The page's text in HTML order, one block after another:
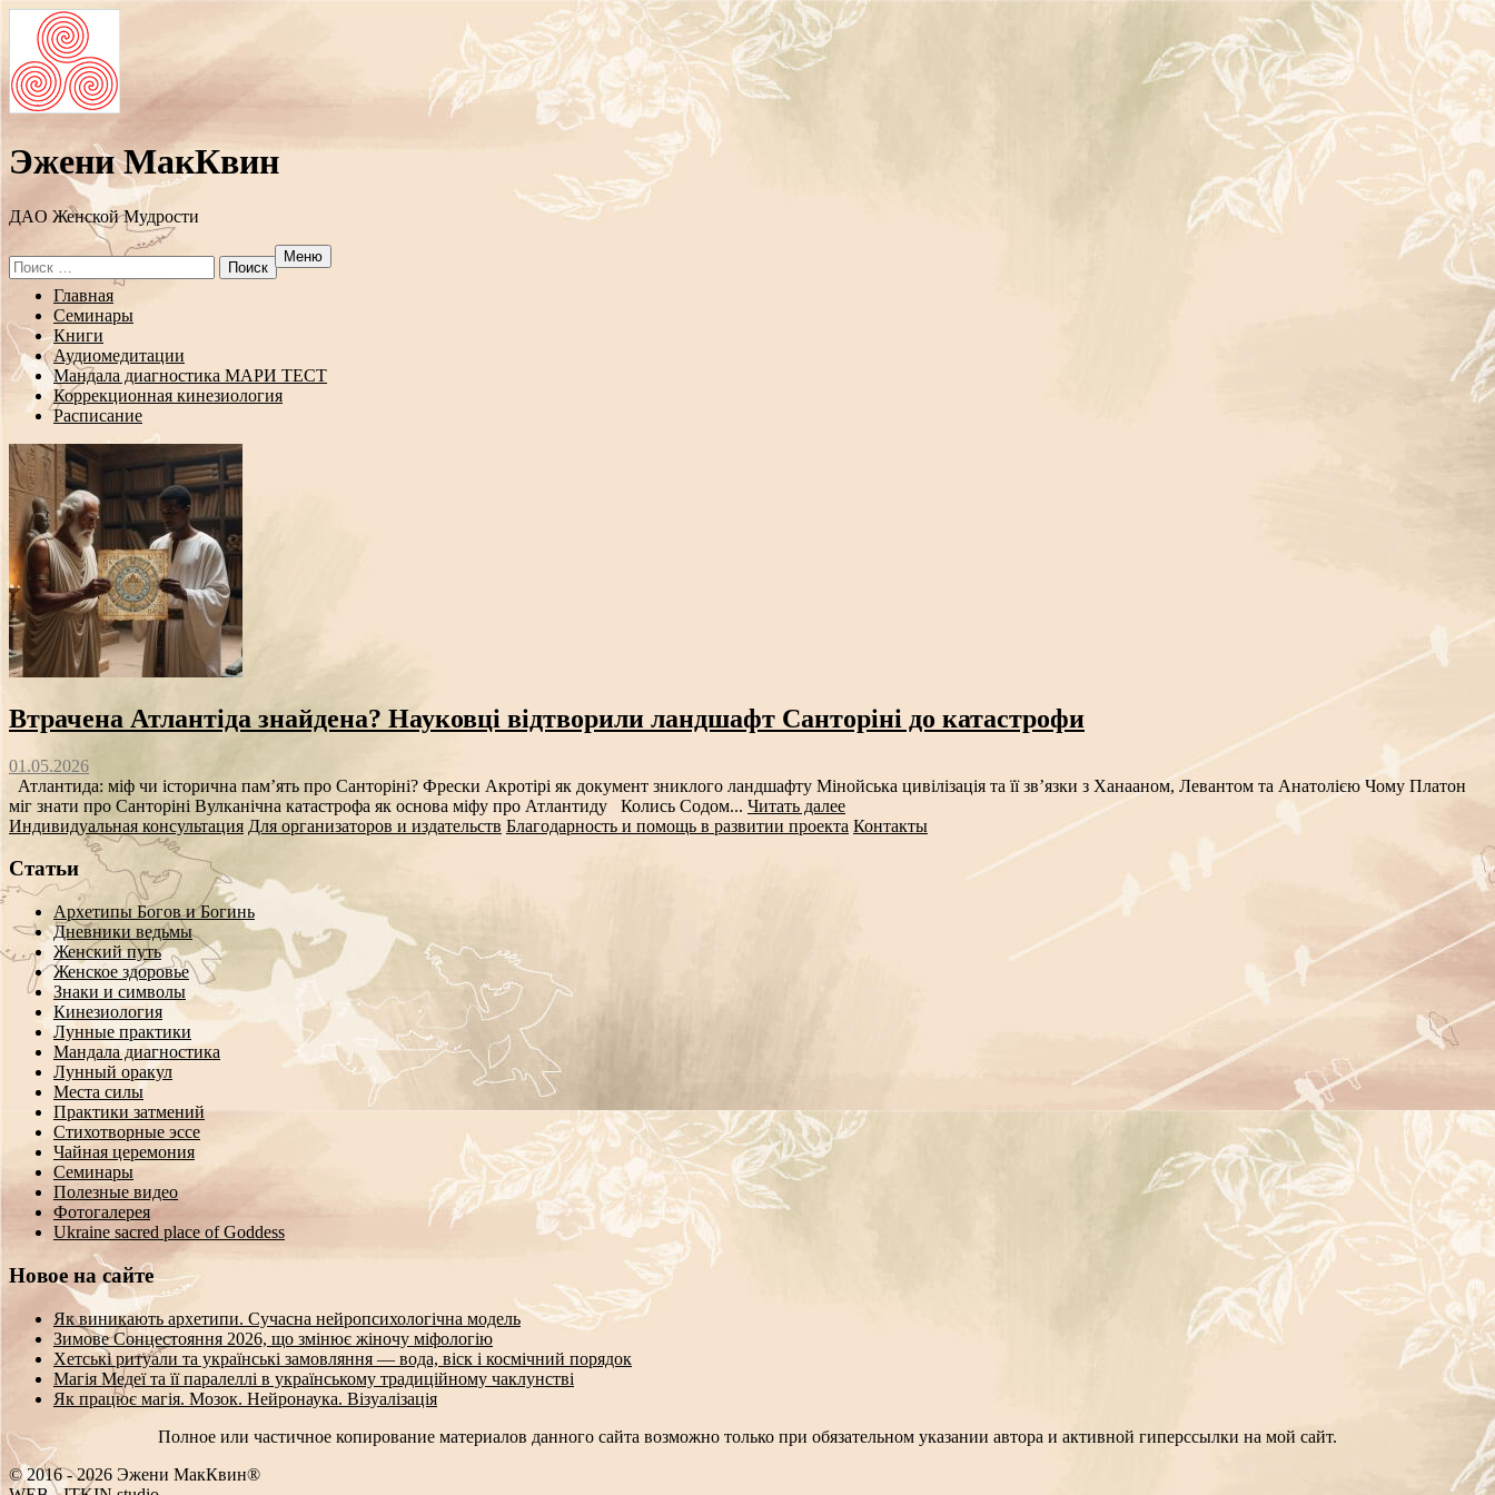
Эжени МакКвин
ДAO Женской Мудрости
Search
for:
Меню
Перейти
содержанию
Главная
Семинары
Книги
Аудиомедитации
Мандала диагностика МАРИ ТЕСТ
Коррекционная кинезиология
Расписание
Втрачена Атлантіда знайдена? Науковці відтворили ландшафт Санторіні до катастрофи
01.05.2026
Атлантида: міф чи історична пам’ять про Санторіні? Фрески Акротірі як документ зниклого ландшафту Мінойська цивілізація та її зв’язки з Ханааном, Левантом та Анатолією Чому Платон
міг знати про Санторіні Вулканічна катастрофа як основа міфу про Атлантиду Колись Содом... Читать далее
Индивидуальная консультация Для организаторов и издательств Благодарность и помощь в развитии проекта Контакты
Статьи
Архетипы Богов и Богинь
Дневники ведьмы
Женский путь
Женское здоровье
Знаки и символы
Кинезиология
Лунные практики
Мандала диагностика
Лунный оракул
Места силы
Практики затмений
Стихотворные эссе
Чайная церемония
Семинары
Полезные видео
Фотогалерея
Ukraine sacred place of Goddess
Новое на сайте
Як виникають архетипи. Сучасна нейропсихологічна модель
Зимове Сонцестояння 2026, що змінює жіночу міфологію
Хетські ритуали та українські замовляння — вода, віск і космічний порядок
Магія Медеї та її паралеллі в українському традиційному чаклунстві
Як працює магія. Мозок. Нейронаука. Візуалізація
Полное или частичное копирование материалов данного сайта возможно только при обязательном указании автора и активной гиперссылки на мой сайт.
© 2016 - 2026 Эжени МакКвин®